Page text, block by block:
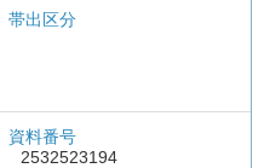
帯出区分
資料番号
2532523194